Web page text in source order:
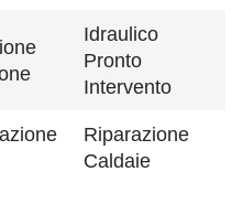
Idraulico
Pronto
Intervento
Riparazione
Caldaie